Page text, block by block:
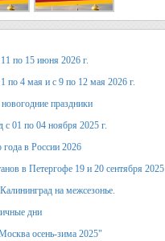
по 15 июня 2026 г.
по 4 мая и с 9 по 12 мая 2026 г.
праздники
с 01 по 04 ноября 2025 г.
года в России 2026
в Петергофе 19 и 20 сентября 2025
на межсезонье.
дни
осень-зима 2025"